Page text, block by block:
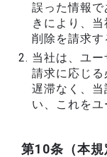
誤った情報
きにより、
削除を請求す
当社は、ユ
請求に応じる
遅滞なく、
い、これをユ
第10条（本規